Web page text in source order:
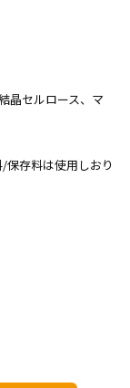
晶セルロース、マ
存料は使用しおり